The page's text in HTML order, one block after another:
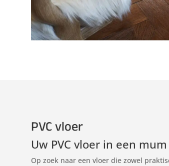
PVC vloer
Uw PVC vloer in een
Op zoek naar een vloer die zowel